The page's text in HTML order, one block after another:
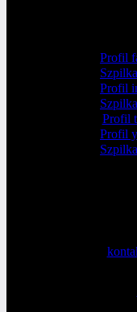
Profil
Szpilka
Profil
Szpilka
Profil
Profil
Szpilka